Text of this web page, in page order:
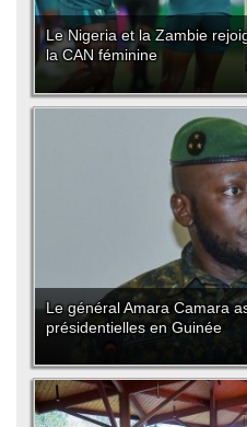
Le Nigeria et la Zambie
la CAN féminine
Le général Amara Camara
présidentielles en Guinée